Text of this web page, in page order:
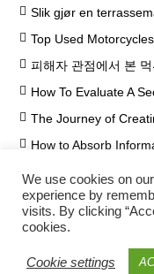
Slik gjør en
Top Used
피해자 관점에서 본
How To Evaluate A
The Journey of
How to Absorb
We use cookies on
experience by
visits. By clicking
cookies.
Cookie settings